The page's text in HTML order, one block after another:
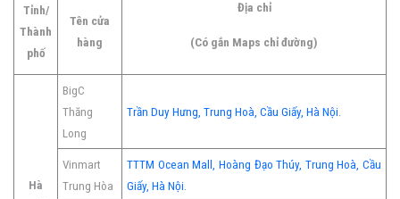
Tỉnh/
Thành
phố
Tên cửa
hàng
Địa chỉ
(Có gắn Maps chỉ đường)
Hà
BigC
Thăng
Long
Trần Duy Hưng, Trung Hoà, Cầu Giấy, Hà Nội.
Vinmart
Trung Hòa
TTTM Ocean Mall, Hoàng Đạo Thúy, Trung Hoà, Cầu
Giấy, Hà Nội.